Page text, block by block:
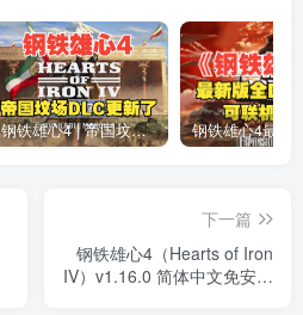
钢铁雄心4 | 帝国坟场全DLC解锁补丁免费下载_1.16最新版2025
下一篇
钢铁雄心4（Hearts of Iron
IV）v1.16.0 简体中文免安装